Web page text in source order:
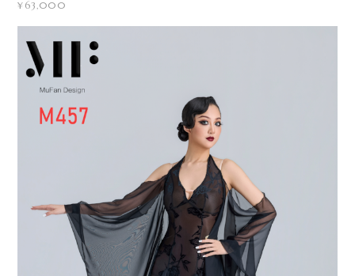
¥63,000